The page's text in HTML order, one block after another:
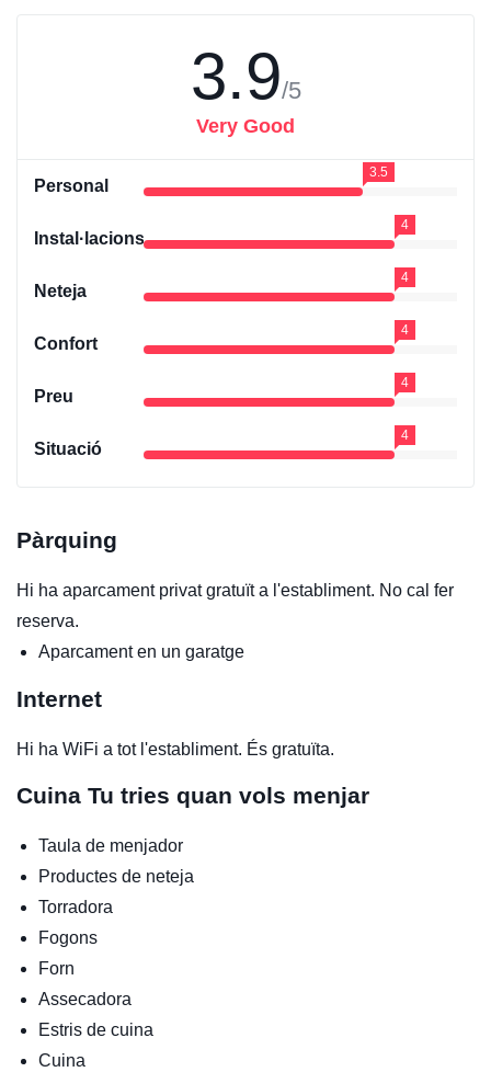
3.9/5
Very Good
Personal
3.5
Instal·lacions
4
Neteja
4
Confort
4
Preu
4
Situació
4
Pàrquing
Hi ha aparcament privat gratuït a l'establiment. No cal fer
reserva.
Aparcament en un garatge
Internet
Hi ha WiFi a tot l'establiment. És gratuïta.
Cuina Tu tries quan vols menjar
Taula de menjador
Productes de neteja
Torradora
Fogons
Forn
Assecadora
Estris de cuina
Cuina